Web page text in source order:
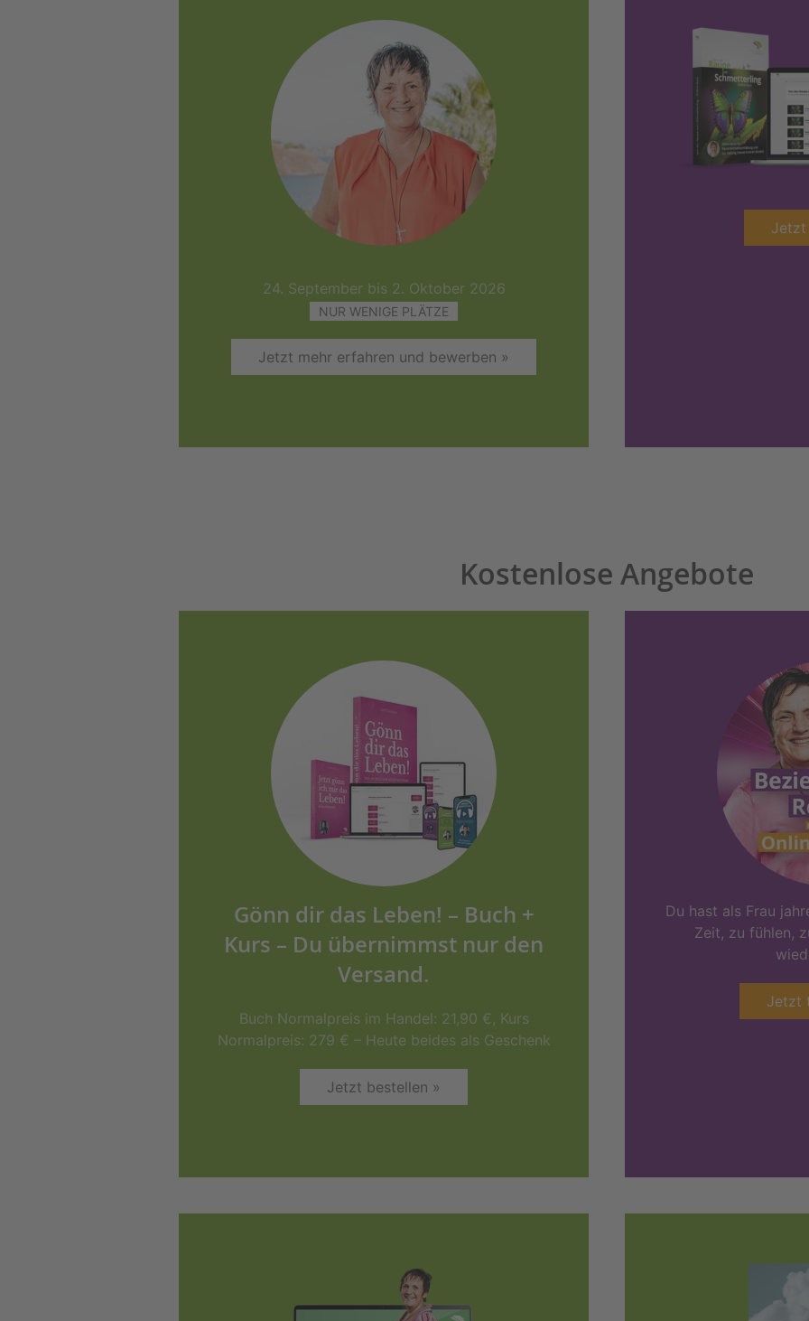
24. September bis 2. Oktober 2026
NUR WENIGE PLÄTZE
Jetzt mehr erfahren und bewerben »
Jetzt
Kostenlose Angebote
Gönn dir das Leben! – Buch +
Kurs – Du übernimmst nur den
Versand.
Buch Normalpreis im Handel: 21,90 €, Kurs
Normalpreis: 279 € – Heute beides als Geschenk
Jetzt bestellen »
Du hast als Frau
Zeit, zu fühlen,
Jetzt